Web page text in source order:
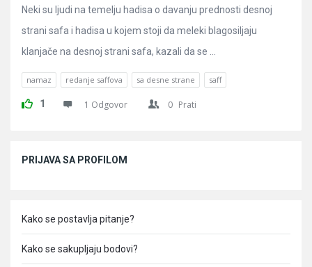
Neki su ljudi na temelju hadisa o davanju prednosti desnoj
strani safa i hadisa u kojem stoji da meleki blagosiljaju
klanjače na desnoj strani safa, kazali da se ...
namaz redanje saffova sa desne strane saff
1 1 Odgovor 0 Prati
PRIJAVA SA PROFILOM
Kako se postavlja pitanje?
Kako se sakupljaju bodovi?